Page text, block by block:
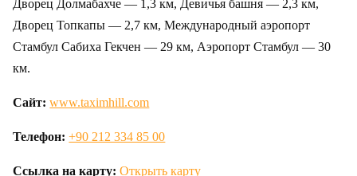
Дворец Долмабахче — 1,3 км, Девичья башня — 2,3 км,
Дворец Топкапы — 2,7 км, Международный аэропорт
Стамбул Сабиха Гекчен — 29 км, Аэропорт Стамбул — 30
км.
Сайт: www.taximhill.com
Телефон: +90 212 334 85 00
Ссылка на карту: Открыть карту